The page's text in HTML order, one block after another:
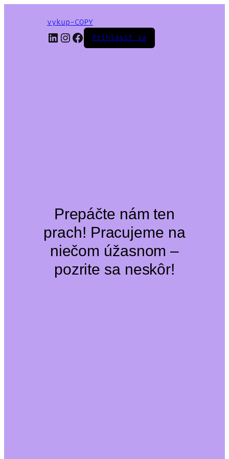
vykup-COPY
LinkedIn
Instagram
Facebook
Prihlásiť sa
Prepáčte nám ten
prach! Pracujeme na
niečom úžasnom –
pozrite sa neskôr!